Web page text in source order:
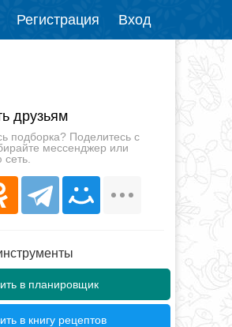
Регистрация Вход
друзьям
подборка? Поделитесь с
мессенджер или
в планировщик
в книгу рецептов